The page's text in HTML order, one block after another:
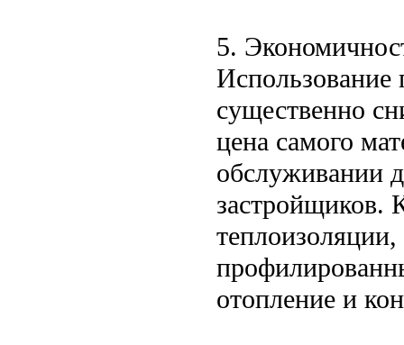
5.
Использование
существенно
цена самого
обслуживании
застройщиков.
отопление и